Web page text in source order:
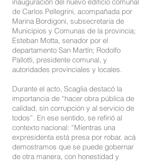
de Carlos Pellegrini, acompañada por
Marina Bordigoni, subsecretaria de
Municipios y Comunas de la provincia;
Esteban Motta, senador por el
departamento San Martín; Rodolfo
Pallotti, presidente comunal, y
autoridades provinciales y locales.
Durante el acto, Scaglia destacó la
importancia de “hacer obra pública de
calidad, sin corrupción y al servicio de
todos”. En ese sentido, se refirió al
contexto nacional: “Mientras una
expresidenta está presa por robar, acá
demostramos que se puede gobernar
de otra manera, con honestidad y